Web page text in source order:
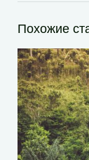
Похожие